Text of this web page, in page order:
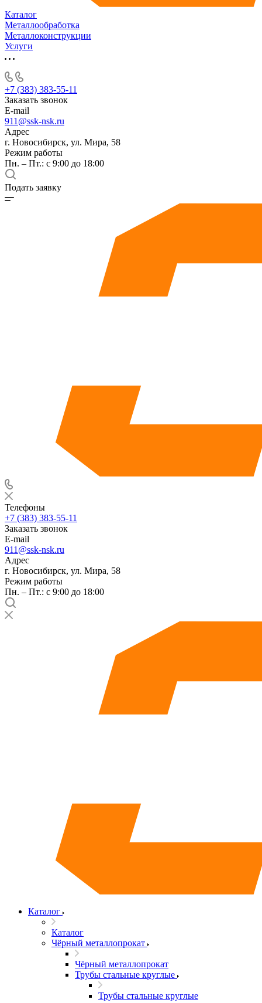
Каталог
Металлообработка
Металлоконструкции
Услуги
+7 (383) 383-55-11
Заказать звонок
E-mail
911@ssk-nsk.ru
Адрес
г. Новосибирск, ул. Мира, 58
Режим работы
Пн. – Пт.: с 9:00 до 18:00
Подать заявку
Телефоны
+7 (383) 383-55-11
Заказать звонок
E-mail
911@ssk-nsk.ru
Адрес
г. Новосибирск, ул. Мира, 58
Режим работы
Пн. – Пт.: с 9:00 до 18:00
Каталог
Каталог
Чёрный металлопрокат
Чёрный металлопрокат
Трубы стальные круглые
Трубы стальные круглые